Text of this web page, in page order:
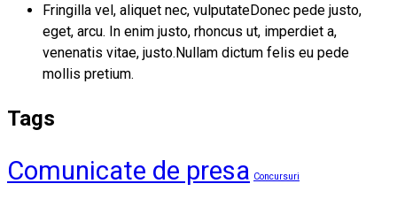
Fringilla vel, aliquet nec, vulputateDonec pede justo,
eget, arcu. In enim justo, rhoncus ut, imperdiet a,
venenatis vitae, justo.Nullam dictum felis eu pede
mollis pretium.
Tags
Comunicate de presa Concursuri